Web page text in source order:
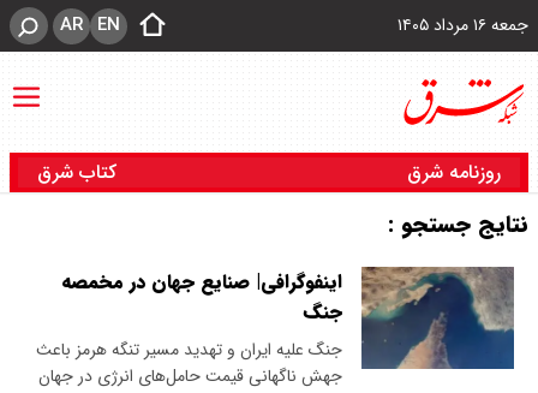
جمعه ۱۶ مرداد ۱۴۰۵ EN
AR
روزنامه شرق کتاب شرق
نتایج جستجو :
اینفوگرافی| صنایع جهان در مخمصه
جنگ
جنگ علیه ایران و تهدید مسیر تنگه هرمز باعث
جهش ناگهانی قیمت حامل‌های انرژی در جهان